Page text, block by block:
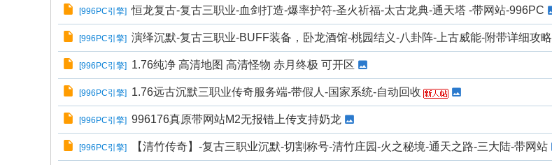
[996PC引擎] 恒龙复古-复古三职业-血剑打造-爆率护符-圣火祈福-太古龙典-通天塔 -带网站-996PC
[996PC引擎] 演绎沉默-复古三职业-BUFF装备，卧龙酒馆-桃园结义-八卦阵-上古威能-附带详细攻略
[996PC引擎] 1.76纯净 高清地图 高清怪物 赤月终极 可开区
[996PC引擎] 1.76远古沉默三职业传奇服务端-带假人-国家系统-自动回收
[996PC引擎] 996176真原带网站M2无报错上传支持奶龙
[996PC引擎] 【清竹传奇】-复古三职业沉默-切割称号-清竹庄园-火之秘境-通天之路-三大陆-带网站